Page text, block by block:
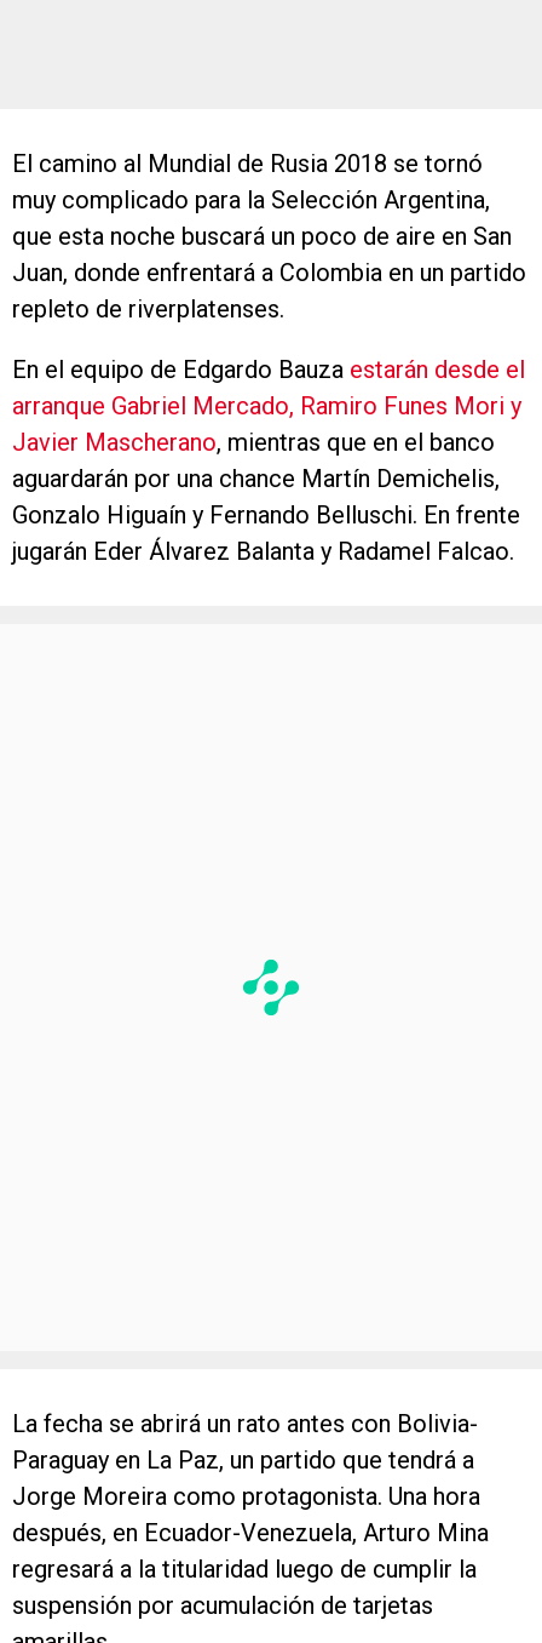
El camino al Mundial de Rusia 2018 se tornó
muy complicado para la Selección Argentina,
que esta noche buscará un poco de aire en San
Juan, donde enfrentará a Colombia en un partido
repleto de riverplatenses.
En el equipo de Edgardo Bauza estarán desde el
arranque Gabriel Mercado, Ramiro Funes Mori y
Javier Mascherano, mientras que en el banco
aguardarán por una chance Martín Demichelis,
Gonzalo Higuaín y Fernando Belluschi. En frente
jugarán Eder Álvarez Balanta y Radamel Falcao.
La fecha se abrirá un rato antes con Bolivia-
Paraguay en La Paz, un partido que tendrá a
Jorge Moreira como protagonista. Una hora
después, en Ecuador-Venezuela, Arturo Mina
regresará a la titularidad luego de cumplir la
suspensión por acumulación de tarjetas